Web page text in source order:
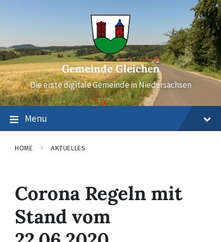
Gemeinde Gleichen
Die erste digitale Gemeinde in Niedersachsen
Menu
HOME AKTUELLES
Corona Regeln mit
Stand vom